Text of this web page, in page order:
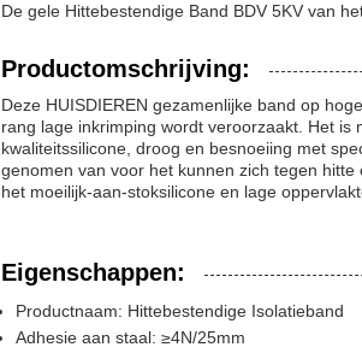
De gele Hittebestendige Band BDV 5KV van
Productomschrijving:
Deze HUISDIEREN gezamenlijke band op
rang lage inkrimping wordt veroorzaakt. Het
kwaliteitssilicone, droog en besnoeiing met
genomen van voor het kunnen zich tegen
het moeilijk-aan-stoksilicone en lage
Eigenschappen:
Productnaam: Hittebestendige Isolatieband
Adhesie aan staal: ≥4N/25mm